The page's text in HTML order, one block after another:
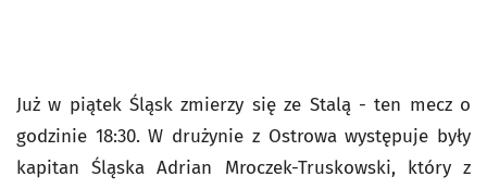
Już w piątek Śląsk zmierzy się ze Stalą - ten mecz o
godzinie 18:30. W drużynie z Ostrowa występuje były
kapitan Śląska Adrian Mroczek-Truskowski, który z